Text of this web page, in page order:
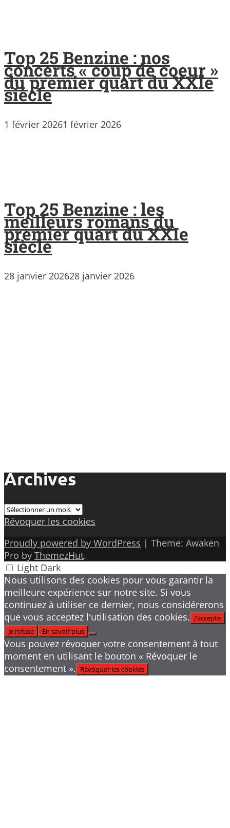
Top 25 Benzine : nos
concerts « coup de coeur »
du premier quart du XXIe
siècle
1 février 20261 février 2026
Top 25 Benzine : les
meilleurs romans du
premier quart du XXIe
siècle
28 janvier 202628 janvier 2026
Archives
Archives
Révoquer les cookies
Proudly powered by WordPress | Theme: Awaken
Pro by ThemezHut.
Light Dark
Nous utilisons des cookies pour vous garantir la
meilleure expérience sur notre site. Si vous
continuez à utiliser ce dernier, nous considérerons
que vous acceptez l'utilisation des cookies. J'accepte
Je refuse
En savoir plus
Vous pouvez révoquer votre consentement à tout
moment en utilisant le bouton « Révoquer le
consentement ». Révoquer les cookies